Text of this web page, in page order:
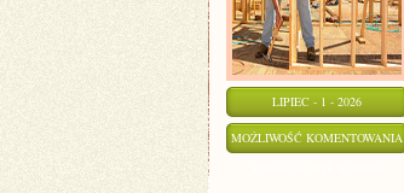
LIPIEC - 1 - 2026
MOŻLIWOŚĆ KOMENTOWANIA